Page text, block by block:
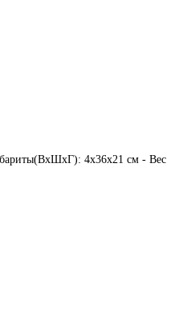
4x36x21 см - Вес